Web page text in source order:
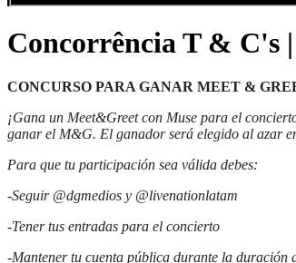
Concorrência T & C's
CONCURSO PARA GANAR MEET &
¡Gana un Meet&Greet con Muse para el
ganar el M&G. El ganador será elegido al azar
Para que tu participación sea válida debes:
-Seguir @dgmedios y @livenationlatam
-Tener tus entradas para el concierto
-Mantener tu cuenta pública durante la duración